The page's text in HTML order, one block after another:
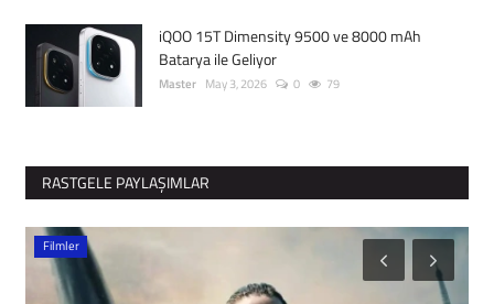
iQOO 15T Dimensity 9500 ve 8000 mAh
Batarya ile Geliyor
Master May 3, 2026 0 79
RASTGELE PAYLAŞIMLAR
Oyun